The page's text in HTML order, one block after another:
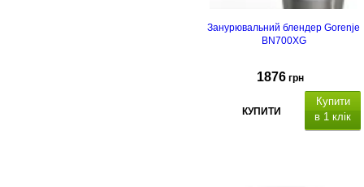
Занурювальний блендер Gorenje
BN700XG
1876 грн
КУПИТИ
Купити
в 1 клік